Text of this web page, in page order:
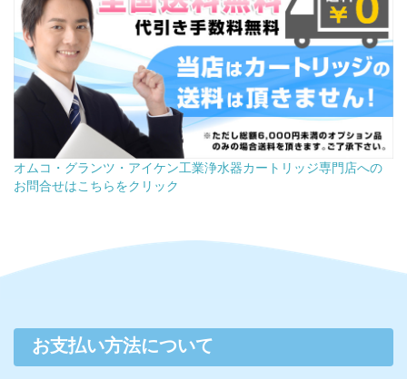
オムコ・グランツ・アイケン工業浄水器カートリッジ専門店への
お問合せはこちらをクリック
お支払い方法について